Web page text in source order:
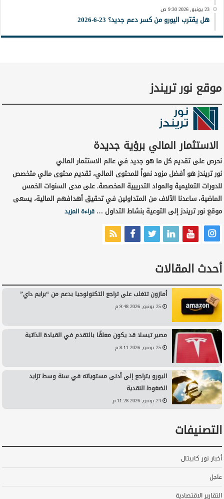
23 يونيو, 2026 9:30 ص
هل يقترب اليورو من كسر دعم جديد؟ 23-6-2026
موقع نور تريندز
الاستثمار المالي برؤية جديدة
نحرص على تقديم كل ما هو جديد في عالم الاستثمار المالي
نور تريندز هو أفضل مزود نمواً للمحتوى المالي، تقديم محتوى مالي متخصص
للدورات التعليمية والمواد التدريبية المخصصة. على مدى السنوات الخمس
الماضية، ساعدنا الآلاف من المتداولين في تحقيق أهدافهم المالية، يسعى
موقع نور تريندز إلى التوعية بنشاط التداول …قراءة المزيد
أحدث المقالات
أمازون تتغلب على تراجع التكنولوجيا بدعم من “برايم داي”
25 يونيو, 2026 9:48 م
مصير تيسلا قد يكون معلقًا بالتقدم في القيادة الذاتية
25 يونيو, 2026 8:11 م
اليورو يتراجع إلى أدنى مستوياته في سنة وسط تزايد
الضغوط النقدية
24 يونيو, 2026 11:28 م
التصنيفات
أخبار نور كابيتال
عاجل
التقارير الاقتصادية